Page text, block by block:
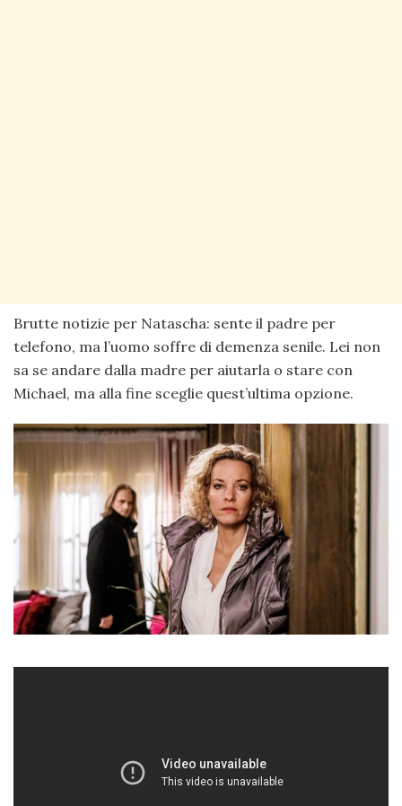
Brutte notizie per Natascha: sente il padre per
telefono, ma l’uomo soffre di demenza senile. Lei non
sa se andare dalla madre per aiutarla o stare con
Michael, ma alla fine sceglie quest’ultima opzione.